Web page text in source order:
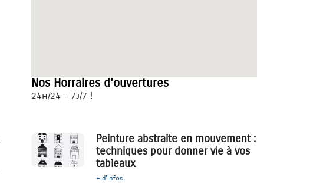
Nos Horraires d'ouvertures
24h/24 - 7j/7 !
Peinture abstraite en mouvement :
techniques pour donner vie à vos
tableaux
+ d'infos